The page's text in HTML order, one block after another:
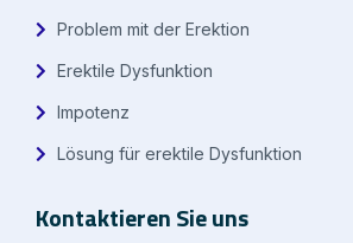
Problem mit der Erektion
Erektile Dysfunktion
Impotenz
Lösung für erektile Dysfunktion
Kontaktieren Sie uns